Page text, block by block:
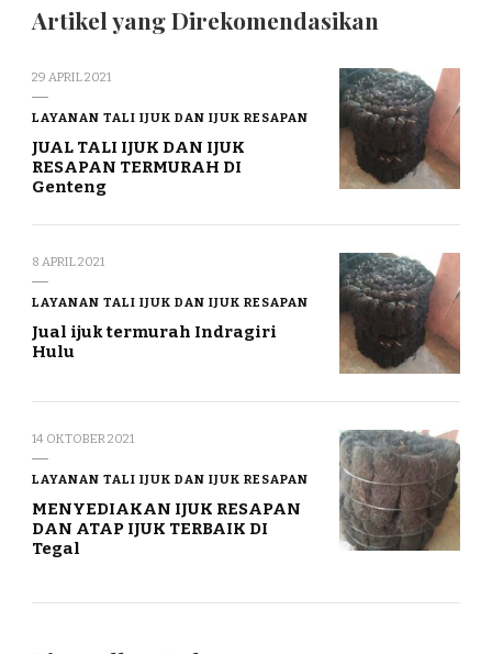
Artikel yang Direkomendasikan
29 APRIL 2021
LAYANAN TALI IJUK DAN IJUK RESAPAN
JUAL TALI IJUK DAN IJUK
RESAPAN TERMURAH DI
Genteng
8 APRIL 2021
LAYANAN TALI IJUK DAN IJUK RESAPAN
Jual ijuk termurah Indragiri
Hulu
14 OKTOBER 2021
LAYANAN TALI IJUK DAN IJUK RESAPAN
MENYEDIAKAN IJUK RESAPAN
DAN ATAP IJUK TERBAIK DI
Tegal